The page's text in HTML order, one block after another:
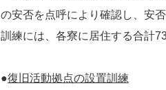
の安否を点呼により確認し、安
訓練には、各寮に居住する合計
●復旧活動拠点の設置訓練